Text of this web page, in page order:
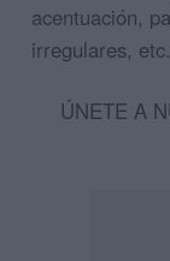
acentuación,
irregulares, etc.
ÚNETE A